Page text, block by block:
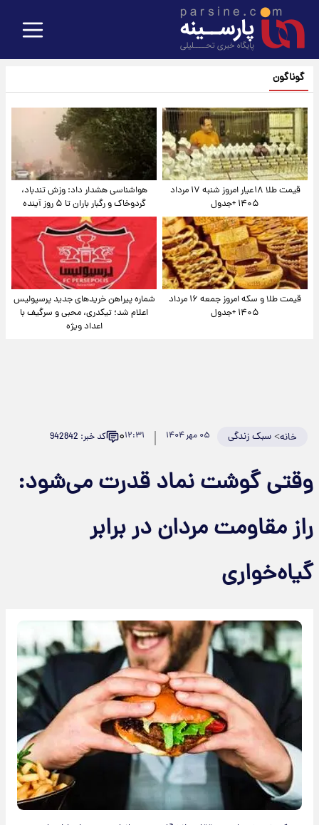
گوناگون
قیمت طلا ۱۸عیار امروز شنبه ۱۷ مرداد
۱۴۰۵ +جدول
هواشناسی هشدار داد: وزش تندباد،
گردوخاک و رگبار باران تا ۵ روز آینده
قیمت طلا و سکه امروز جمعه ۱۶ مرداد
۱۴۰۵ +جدول
شماره پیراهن خریدهای جدید پرسپولیس
اعلام شد؛ تیکدری، محبی و سرگیف با
اعداد ویژه
خانه>سبک زندگی ۰۵ مهر ۱۴۰۴ ۱۲:۳۱۰ کد خبر: 942842
وقتی گوشت نماد قدرت می‌شود:
راز مقاومت مردان در برابر
گیاه‌خواری